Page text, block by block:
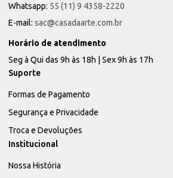
Whatsapp: 55 (11) 9 4358-2220
E-mail: sac@casadaarte.com.br
Horário de atendimento
Seg à Qui das 9h às 18h | Sex 9h às 17h
Suporte
Formas de Pagamento
Segurança e Privacidade
Troca e Devoluções
Institucional
Nossa História